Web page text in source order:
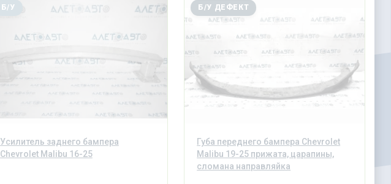
Усилитель заднего бампера
Chevrolet Malibu 16-25
Б/У
Губа переднего бампера Chevrolet
Malibu 19-25 прижата, царапины,
сломана направляйка
Б/У ДЕФЕКТ